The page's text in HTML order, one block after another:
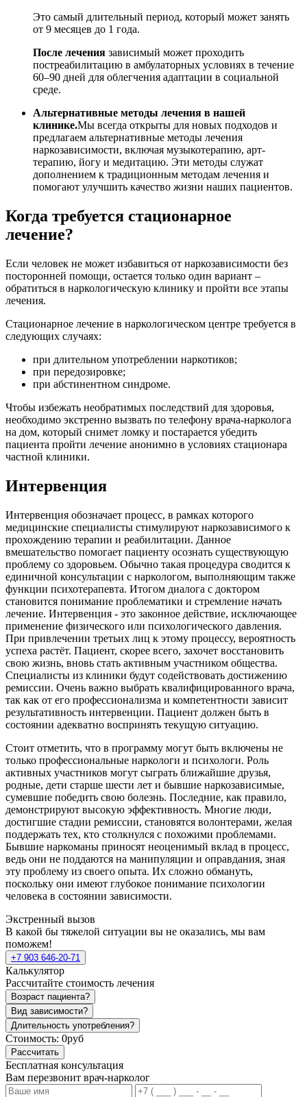
Это самый длительный период, который может занять
от 9 месяцев до 1 года.
После лечения зависимый может проходить
постреабилитацию в амбулаторных условиях в течение
60–90 дней для облегчения адаптации в социальной
среде.
Альтернативные методы лечения в нашей
клинике.Мы всегда открыты для новых подходов и
предлагаем альтернативные методы лечения
наркозависимости, включая музыкотерапию, арт-
терапию, йогу и медитацию. Эти методы служат
дополнением к традиционным методам лечения и
помогают улучшить качество жизни наших пациентов.
Когда требуется стационарное
лечение?
Если человек не может избавиться от наркозависимости без
посторонней помощи, остается только один вариант –
обратиться в наркологическую клинику и пройти все этапы
лечения.
Стационарное лечение в наркологическом центре требуется в
следующих случаях:
при длительном употреблении наркотиков;
при передозировке;
при абстинентном синдроме.
Чтобы избежать необратимых последствий для здоровья,
необходимо экстренно вызвать по телефону врача-нарколога
на дом, который снимет ломку и постарается убедить
пациента пройти лечение анонимно в условиях стационара
частной клиники.
Интервенция
Интервенция обозначает процесс, в рамках которого
медицинские специалисты стимулируют наркозависимого к
прохождению терапии и реабилитации. Данное
вмешательство помогает пациенту осознать существующую
проблему со здоровьем. Обычно такая процедура сводится к
единичной консультации с наркологом, выполняющим также
функции психотерапевта. Итогом диалога с доктором
становится понимание проблематики и стремление начать
лечение. Интервенция - это законное действие, исключающее
применение физического или психологического давления.
При привлечении третьих лиц к этому процессу, вероятность
успеха растёт. Пациент, скорее всего, захочет восстановить
свою жизнь, вновь стать активным участником общества.
Специалисты из клиники будут содействовать достижению
ремиссии. Очень важно выбрать квалифицированного врача,
так как от его профессионализма и компетентности зависит
результативность интервенции. Пациент должен быть в
состоянии адекватно воспринять текущую ситуацию.
Стоит отметить, что в программу могут быть включены не
только профессиональные наркологи и психологи. Роль
активных участников могут сыграть ближайшие друзья,
родные, дети старше шести лет и бывшие наркозависимые,
сумевшие победить свою болезнь. Последние, как правило,
демонстрируют высокую эффективность. Многие люди,
достигшие стадии ремиссии, становятся волонтерами, желая
поддержать тех, кто столкнулся с похожими проблемами.
Бывшие наркоманы приносят неоценимый вклад в процесс,
ведь они не поддаются на манипуляции и оправдания, зная
эту проблему из своего опыта. Их сложно обмануть,
поскольку они имеют глубокое понимание психологии
человека в состоянии зависимости.
Экстренный вызов
В какой бы тяжелой ситуации вы не оказались, мы вам
поможем!
+7 903 646-20-71
Калькулятор
Рассчитайте стоимость лечения
Возраст пациента?
Вид зависимости?
Длительность употребления?
Стоимость: 0руб
Рассчитать
Бесплатная консультация
Вам перезвонит врач-нарколог